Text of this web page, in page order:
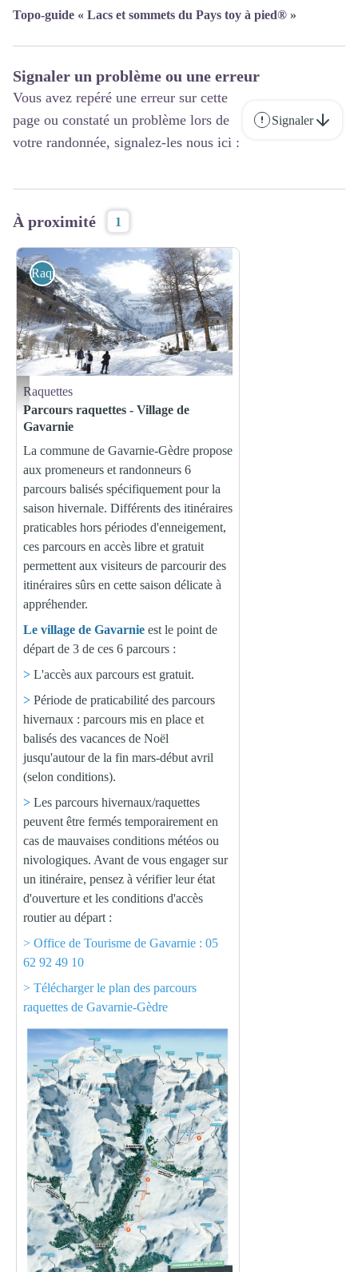
Topo-guide « Lacs et sommets du Pays toy à pied® »
Signaler un problème ou une erreur
Vous avez repéré une erreur sur cette
page ou constaté un problème lors de
votre randonnée, signalez-les nous ici :
Signaler
À proximité 1
Parcours raquettes n°2 - Gavarnie - (c) Julien Liron
Raquettes
Raquettes
Parcours raquettes - Village de
Gavarnie
La commune de Gavarnie-Gèdre propose
aux promeneurs et randonneurs 6
parcours balisés spécifiquement pour la
saison hivernale. Différents des itinéraires
praticables hors périodes d'enneigement,
ces parcours en accès libre et gratuit
permettent aux visiteurs de parcourir des
itinéraires sûrs en cette saison délicate à
appréhender.
Le village de Gavarnie est le point de
départ de 3 de ces 6 parcours :
> L'accès aux parcours est gratuit.
> Période de praticabilité des parcours
hivernaux : parcours mis en place et
balisés des vacances de Noël
jusqu'autour de la fin mars-début avril
(selon conditions).
> Les parcours hivernaux/raquettes
peuvent être fermés temporairement en
cas de mauvaises conditions météos ou
nivologiques. Avant de vous engager sur
un itinéraire, pensez à vérifier leur état
d'ouverture et les conditions d'accès
routier au départ :
> Office de Tourisme de Gavarnie : 05
62 92 49 10
> Télécharger le plan des parcours
raquettes de Gavarnie-Gèdre